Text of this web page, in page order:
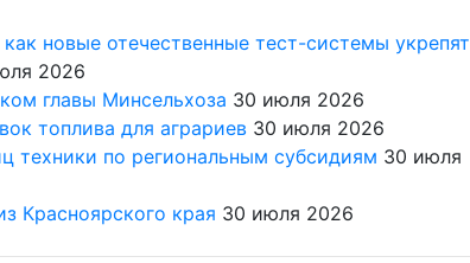
новые отечественные тест-системы укрепят
2026
главы Минсельхоза 30 июля 2026
топлива для аграриев 30 июля 2026
техники по региональным субсидиям 30 июля
Красноярского края 30 июля 2026